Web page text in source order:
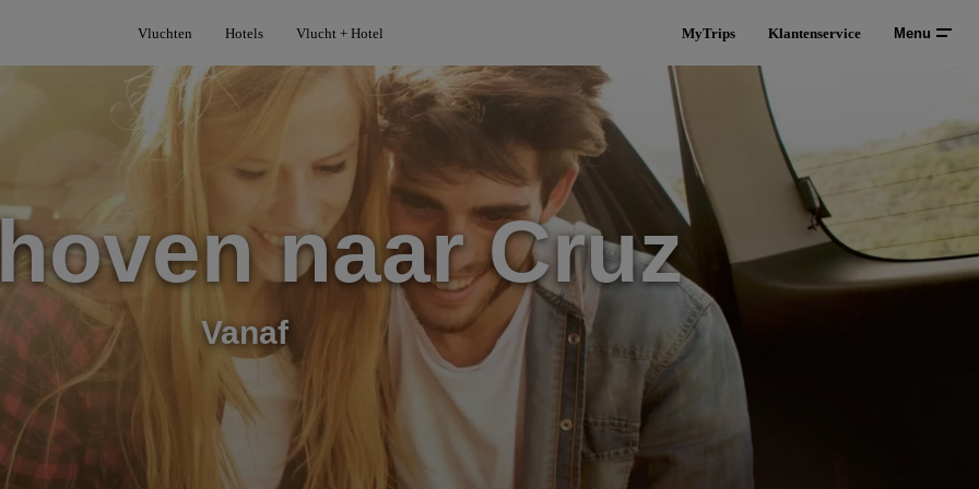
Vluchten Hotels Vlucht + Hotel MyTrips Klantenservice Menu
naar Cruz
Vanaf